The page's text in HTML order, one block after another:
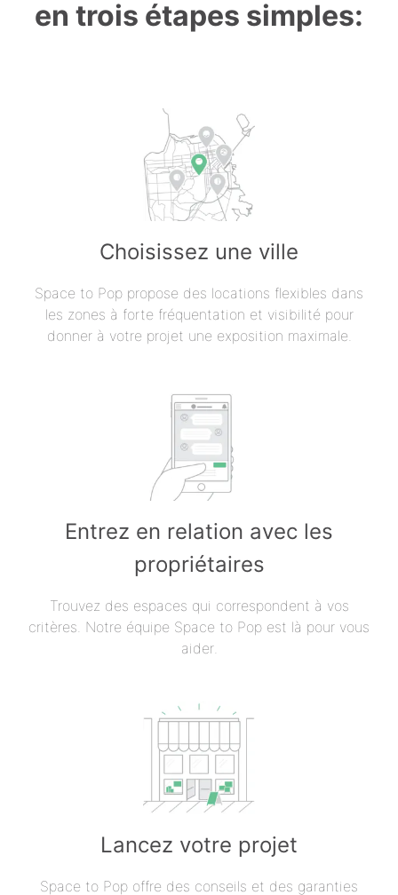
en trois étapes simples:
Choisissez une ville
Space to Pop propose des locations flexibles dans
les zones à forte fréquentation et visibilité pour
donner à votre projet une exposition maximale.
Entrez en relation avec les
propriétaires
Trouvez des espaces qui correspondent à vos
critères. Notre équipe Space to Pop est là pour vous
aider.
Lancez votre projet
Space to Pop offre des conseils et des garanties